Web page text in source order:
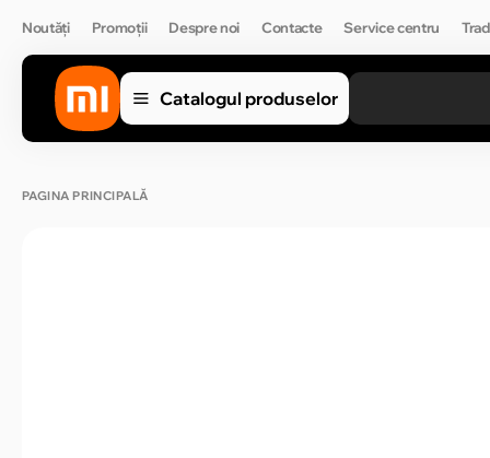
Noutăți Promoții Despre noi Contacte Service centru
Catalogul produselor
PAGINA PRINCIPALĂ